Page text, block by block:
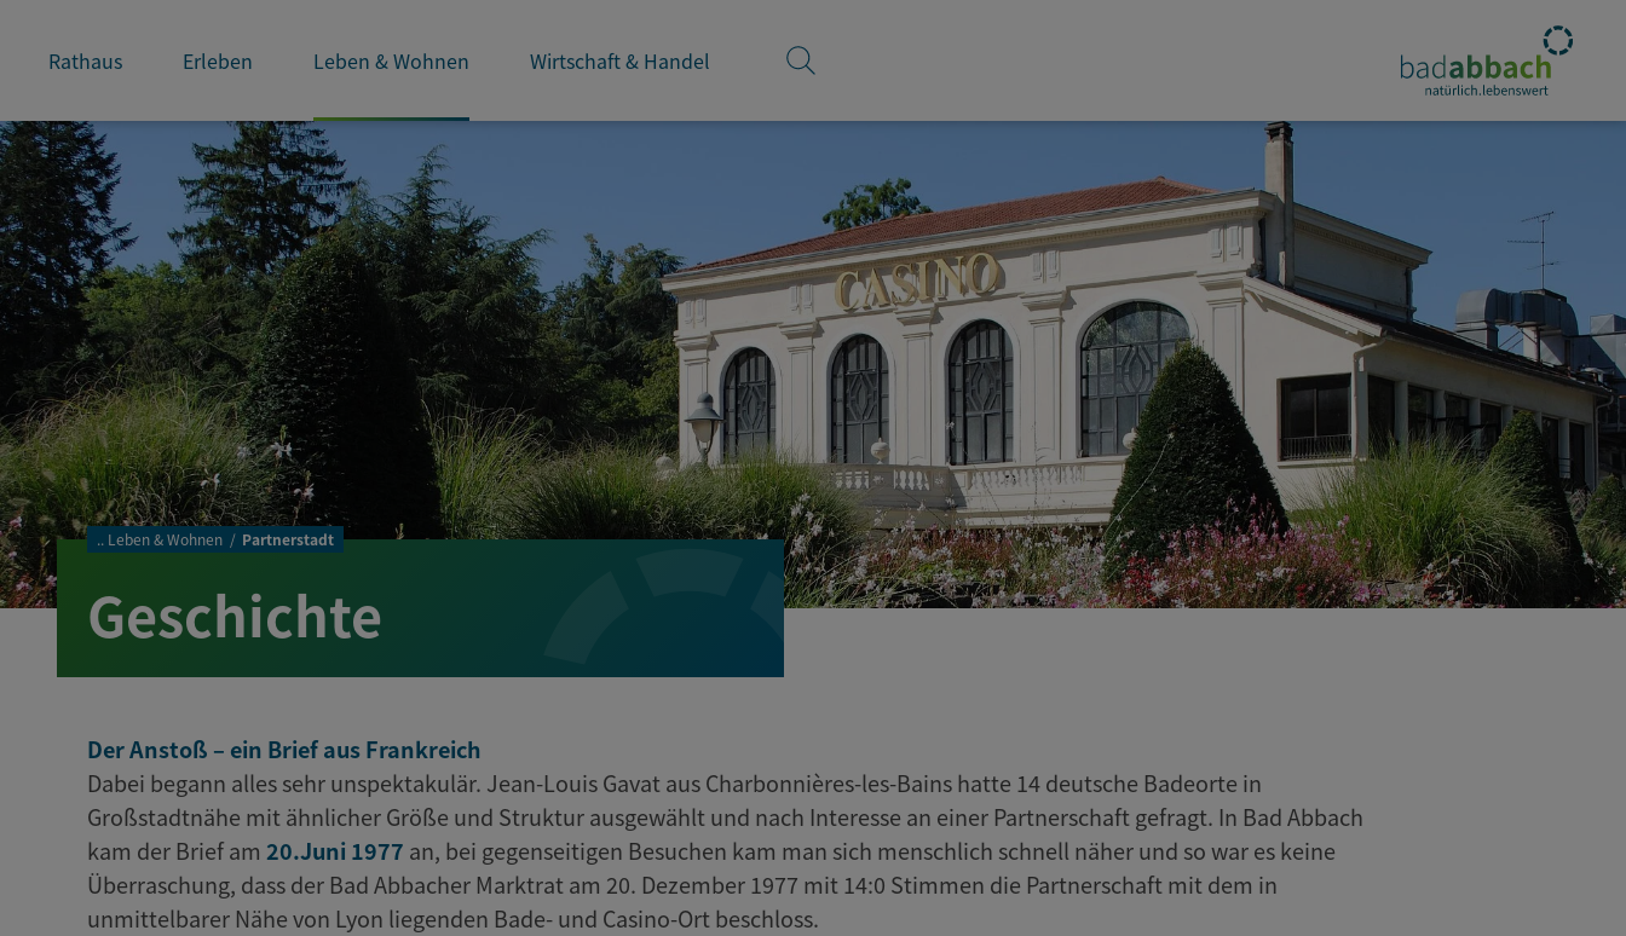
Rathaus Erleben Leben & Wohnen Wirtschaft & Handel
.. Leben & Wohnen Partnerstadt
Geschichte
Der Anstoß – ein Brief aus Frankreich
Dabei begann alles sehr unspektakulär. Jean-Louis Gavat aus Charbonnières-les-Bains hatte 14 deutsche Badeorte in
Großstadtnähe mit ähnlicher Größe und Struktur ausgewählt und nach Interesse an einer Partnerschaft gefragt. In Bad Abbach
kam der Brief am 20.Juni 1977 an, bei gegenseitigen Besuchen kam man sich menschlich schnell näher und so war es keine
Überraschung, dass der Bad Abbacher Marktrat am 20. Dezember 1977 mit 14:0 Stimmen die Partnerschaft mit dem in
unmittelbarer Nähe von Lyon liegenden Bade- und Casino-Ort beschloss.